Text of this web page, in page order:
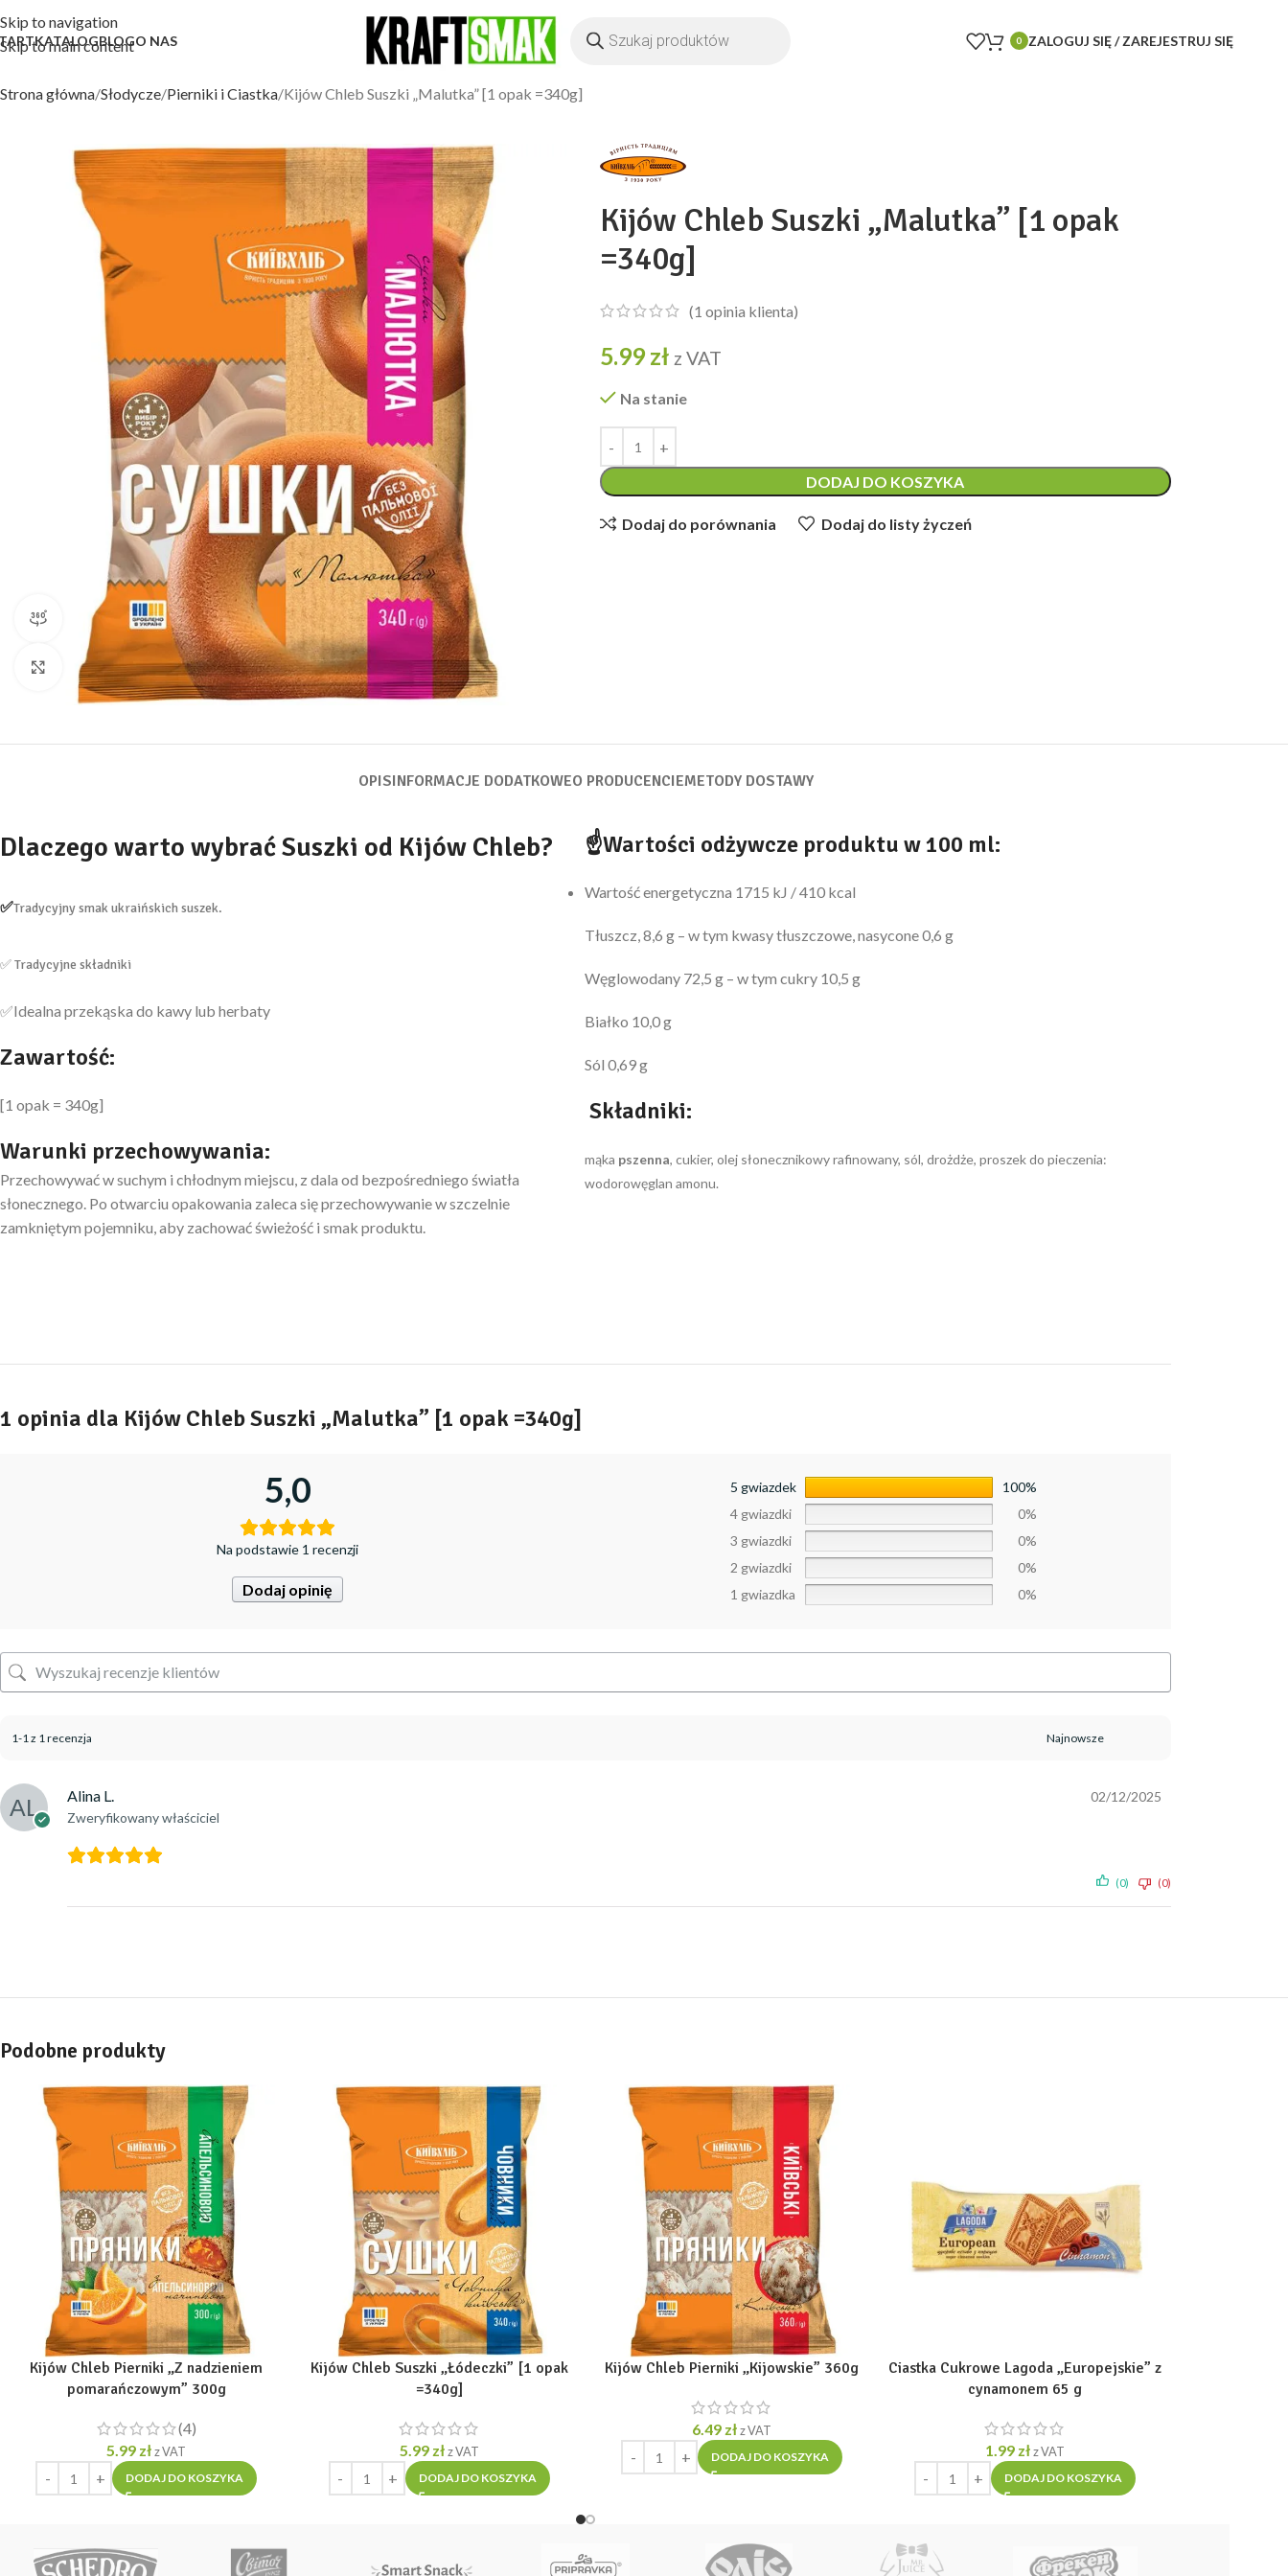
Skip to navigation
Skip to main content
KATALOGBLOGO NAS 0 ZALOGUJ SIĘ / ZAREJESTRUJ SIĘ
Strona główna Słodycze Pierniki i Ciastka Kijów Chleb Suszki „Malutka” [1 opak =340g]
widok produktu 360
Kliknij, aby powiększyć
Kijów Chleb Suszki „Malutka” [1 opak
=340g]
(1 opinia klienta)
5.99zł z VAT
Na stanie
DODAJ DO KOSZYKA
Dodaj do porównania Dodaj do listy życzeń
OPISINFORMACJE DODATKOWEO PRODUCENCIEMETODY DOSTAWY
Dlaczego warto wybrać Suszki od Kijów Chleb?
✅Tradycyjny smak ukraińskich suszek.
✅Tradycyjne składniki
✅Idealna przekąska do kawy lub herbaty
Zawartość:
[1 opak = 340g]
Warunki przechowywania:
Przechowywać w suchym i chłodnym miejscu, z dala od bezpośredniego światła
słonecznego. Po otwarciu opakowania zaleca się przechowywanie w szczelnie
zamkniętym pojemniku, aby zachować świeżość i smak produktu.
☝Wartości odżywcze produktu w 100 ml:
Wartość energetyczna 1715 kJ / 410 kcal
Tłuszcz, 8,6 g – w tym kwasy tłuszczowe, nasycone 0,6 g
Węglowodany 72,5 g – w tym cukry 10,5 g
Białko 10,0 g
Sól 0,69 g
Składniki:
mąka pszenna, cukier, olej słonecznikowy rafinowany, sól, drożdże, proszek do pieczenia:
wodorowęglan amonu.
1 opinia dla Kijów Chleb Suszki „Malutka” [1 opak =340g]
5,0
Na podstawie 1 recenzji
Dodaj opinię
5 gwiazdek
100%
4 gwiazdki
0%
3 gwiazdki
0%
2 gwiazdki
0%
1 gwiazdka
0%
1-1 z 1 recenzja
Alina L.
Zweryfikowany właściciel
02/12/2025
(0) (0)
Podobne produkty
Kijów Chleb Pierniki „Z nadzieniem
pomarańczowym” 300g
(4)
5.99 zł z VAT
DODAJ DO KOSZYKA
Kijów Chleb Suszki „Łódeczki” [1 opak
=340g]
5.99 zł z VAT
DODAJ DO KOSZYKA
Kijów Chleb Pierniki „Kijowskie” 360g
6.49 zł z VAT
DODAJ DO KOSZYKA
Ciastka Cukrowe Lagoda „Europejskie” z
cynamonem 65 g
1.99 zł z VAT
DODAJ DO KOSZYKA